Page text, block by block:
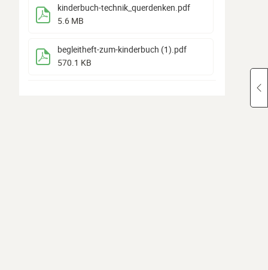
kinderbuch-technik_querdenken .pdf
5.6 MB
begleitheft-zum-kinderbuch (1) .pdf
570.1 KB